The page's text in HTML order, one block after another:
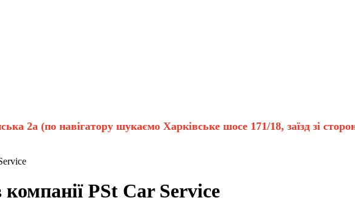
2а (по навігатору шукаємо Харківське шосе 171/18, заїзд зі
PSt Car Service